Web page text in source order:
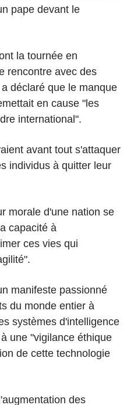
pape devant le
la tournée en
rencontre avec des
déclaré que le manque
en cause "les
international".
avant tout s'attaquer
individus à quitter leur
morale d'une nation se
capacité à
ces vies qui
manifeste passionné
du monde entier à
systèmes d'intelligence
une "vigilance éthique
de cette technologie
des